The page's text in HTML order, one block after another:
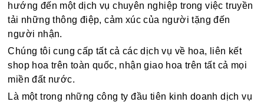
hướng đến một dịch vụ chuyên nghiệp trong việc truyền
tải những thông điệp, cảm xúc của người tặng đến
người nhận.
Chúng tôi cung cấp tất cả các dịch vụ về hoa, liên kết
shop hoa trên toàn quốc, nhận giao hoa trên tất cả mọi
miền đất nước.
Là một trong những công ty đầu tiên kinh doanh dịch vụ